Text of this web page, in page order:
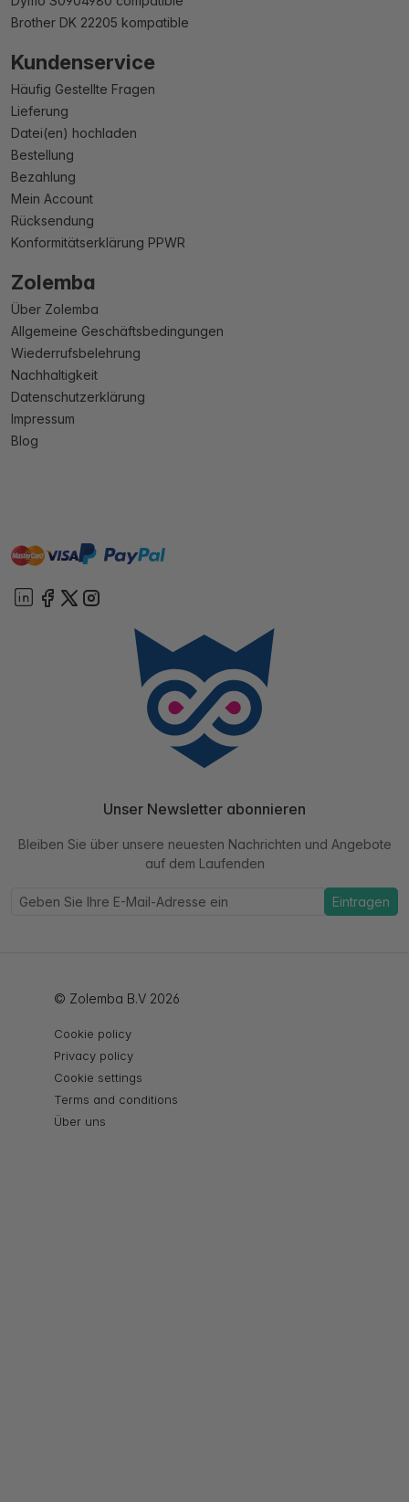
Brother DK 22205 kompatible
Kundenservice
Häufig Gestellte Fragen
Lieferung
Datei(en) hochladen
Bestellung
Bezahlung
Mein Account
Rücksendung
Konformitätserklärung PPWR
Zolemba
Über Zolemba
Allgemeine Geschäftsbedingungen
Wiederrufsbelehrung
Nachhaltigkeit
Datenschutzerklärung
Impressum
Blog
mastervisa paypal
Unser Newsletter abonnieren
Bleiben Sie über unsere neuesten Nachrichten und Angebote
auf dem Laufenden
Eintragen
© Zolemba B.V 2026
Cookie policy
Privacy policy
Cookie settings
Terms and conditions
Über uns